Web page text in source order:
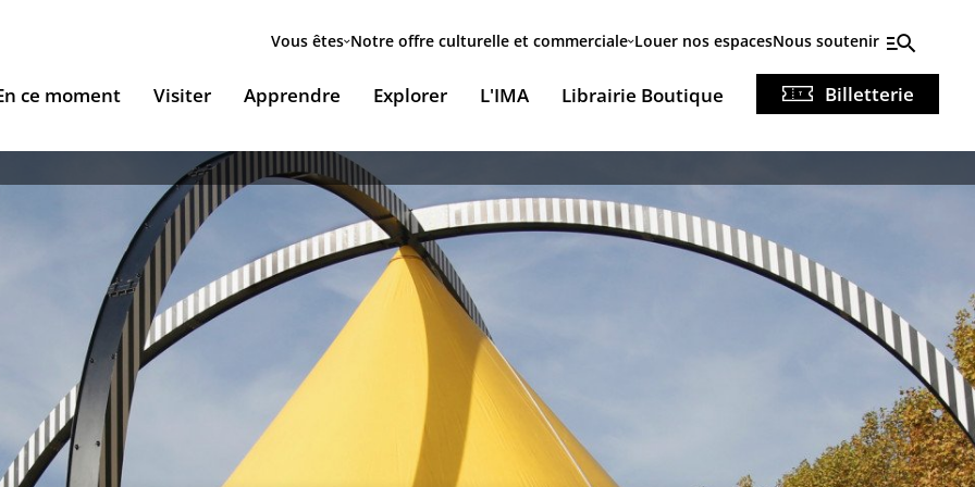
secondaire
Vous êtes Notre offre culturelle et commerciale Louer nos espacesNous soutenir
ce moment
LES RENDEZ-VOUS
Les Jeudis de l’IMA
Ici & Maintenant
Falsafa I Les RDV de la philosophie arabe
Les Samedis de la poésie
Rencontres littéraires de l’IMA
Les escales musicales du musée
Visiter
ACCUEILLENT
Café littéraire et self
Apprendre
& PÉDAGOGIE
le monde arabe
pédagogiques
documentaires
le portail documentaire de l'IMA
/ Emprunter des livres et des médias à la
de l'IMA
Explorer L'IMA
Accueillir nos expositions / Host our exhibitions
Ingénierie culturelle
Documents institutionnels
Nous rejoindre / Carrières
Mécènes et sponsors
Nous contacter
Librairie Boutique Billetterie